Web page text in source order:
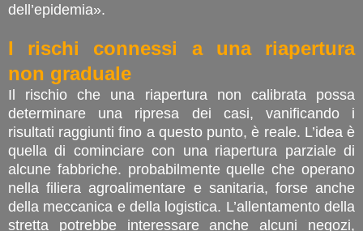
dell’epidemia».
I rischi connessi a una riapertura
non graduale
Il rischio che una riapertura non calibrata possa
determinare una ripresa dei casi, vanificando i
risultati raggiunti fino a questo punto, è reale. L’idea è
quella di cominciare con una riapertura parziale di
alcune fabbriche. probabilmente quelle che operano
nella filiera agroalimentare e sanitaria, forse anche
della meccanica e della logistica. L’allentamento della
stretta potrebbe interessare anche alcuni negozi,